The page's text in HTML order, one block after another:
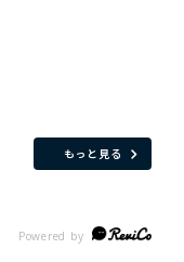
もっと見る